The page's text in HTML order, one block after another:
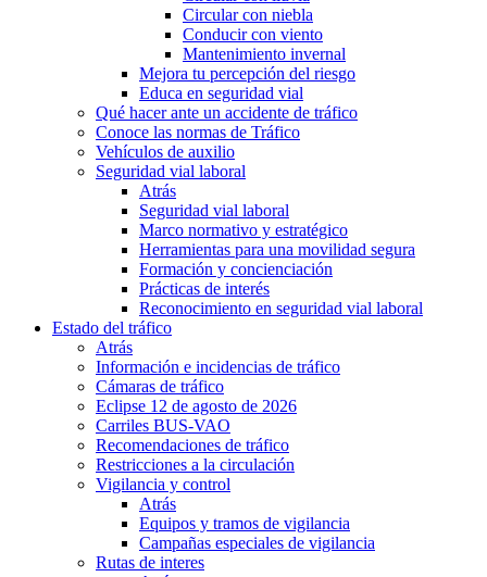
Circular con niebla
Conducir con viento
Mantenimiento invernal
Mejora tu percepción del riesgo
Educa en seguridad vial
Qué hacer ante un accidente de tráfico
Conoce las normas de Tráfico
Vehículos de auxilio
Seguridad vial laboral
Atrás
Seguridad vial laboral
Marco normativo y estratégico
Herramientas para una movilidad segura
Formación y concienciación
Prácticas de interés
Reconocimiento en seguridad vial laboral
Estado del tráfico
Atrás
Información e incidencias de tráfico
Cámaras de tráfico
Eclipse 12 de agosto de 2026
Carriles BUS-VAO
Recomendaciones de tráfico
Restricciones a la circulación
Vigilancia y control
Atrás
Equipos y tramos de vigilancia
Campañas especiales de vigilancia
Rutas de interes